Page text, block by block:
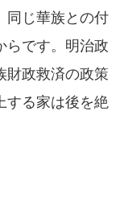
同じ華族との付
らです。明治政
財政救済の政策
する家は後を絶